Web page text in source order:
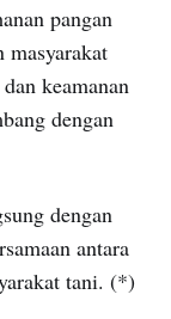
pangan
masyarakat
keamanan
dengan
dengan
antara
tani. (*)